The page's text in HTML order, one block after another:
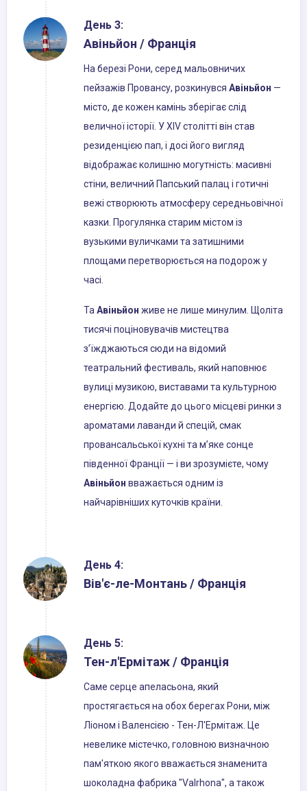
День 3:
Авіньйон / Франція
На березі Рони, серед мальовничих
пейзажів Провансу, розкинувся Авіньйон —
місто, де кожен камінь зберігає слід
величної історії. У XIV столітті він став
резиденцією пап, і досі його вигляд
відображає колишню могутність: масивні
стіни, величний Папський палац і готичні
вежі створюють атмосферу середньовічної
казки. Прогулянка старим містом із
вузькими вуличками та затишними
площами перетворюється на подорож у
часі.
ТаАвіньйон живе не лише минулим. Щоліта
тисячі поціновувачів мистецтва
з’їжджаються сюди на відомий
театральний фестиваль, який наповнює
вулиці музикою, виставами та культурною
енергією. Додайте до цього місцеві ринки з
ароматами лаванди й спецій, смак
провансальської кухні та м’яке сонце
південної Франції — і ви зрозумієте, чому
Авіньйон вважається одним із
найчарівніших куточків країни.
День 4:
Вів'є-ле-Монтань / Франція
День 5:
Тен-л'Ермітаж / Франція
Саме серце апеласьона, який
простягається на обох берегах Рони, між
Ліоном і Валенсією - Тен-Л'Ермітаж. Це
невелике містечко, головною визначною
пам'яткою якого вважається знаменита
шоколадна фабрика "Valrhona", а також